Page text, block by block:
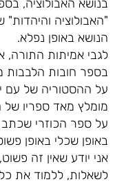
בנושא האבולוציה,
"האבולוציה
הנושא באופן נפלא.
לגבי אמיתות התורה,
בספר חובות הלבבות
על ההסטוריה של עם
מומלץ מאד ספריו של
על ספר הכוזרי שכתב
באופן שכלי באופן
אני יודע שאין זה
לשאלות, ללמוד את